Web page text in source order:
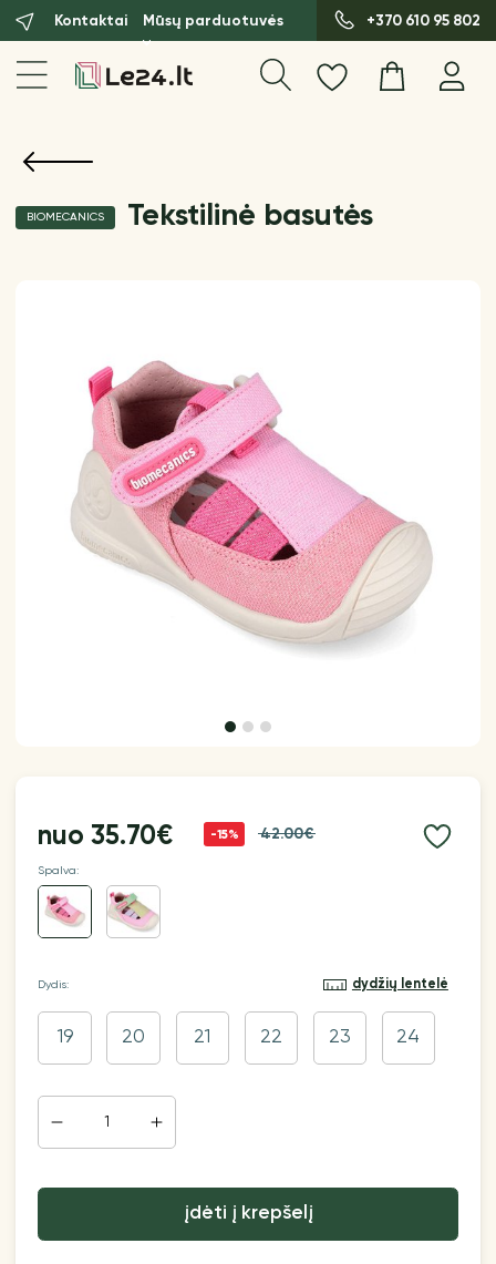
Kontaktai Mūsų parduotuvės +370 610 95 802
BIOMECANICS Tekstilinė basutės
nuo35.70€ -15% 42.00€
Spalva:
Dydis: dydžių lentelė
19 20 21 22 23 24
įdėti į krepšelį